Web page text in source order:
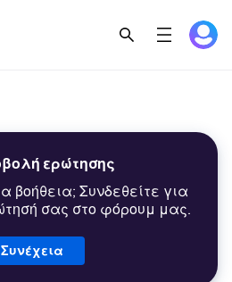
ερώτησης
βοήθεια; Συνδεθείτε για
σας στο φόρουμ μας.
Συνέχεια